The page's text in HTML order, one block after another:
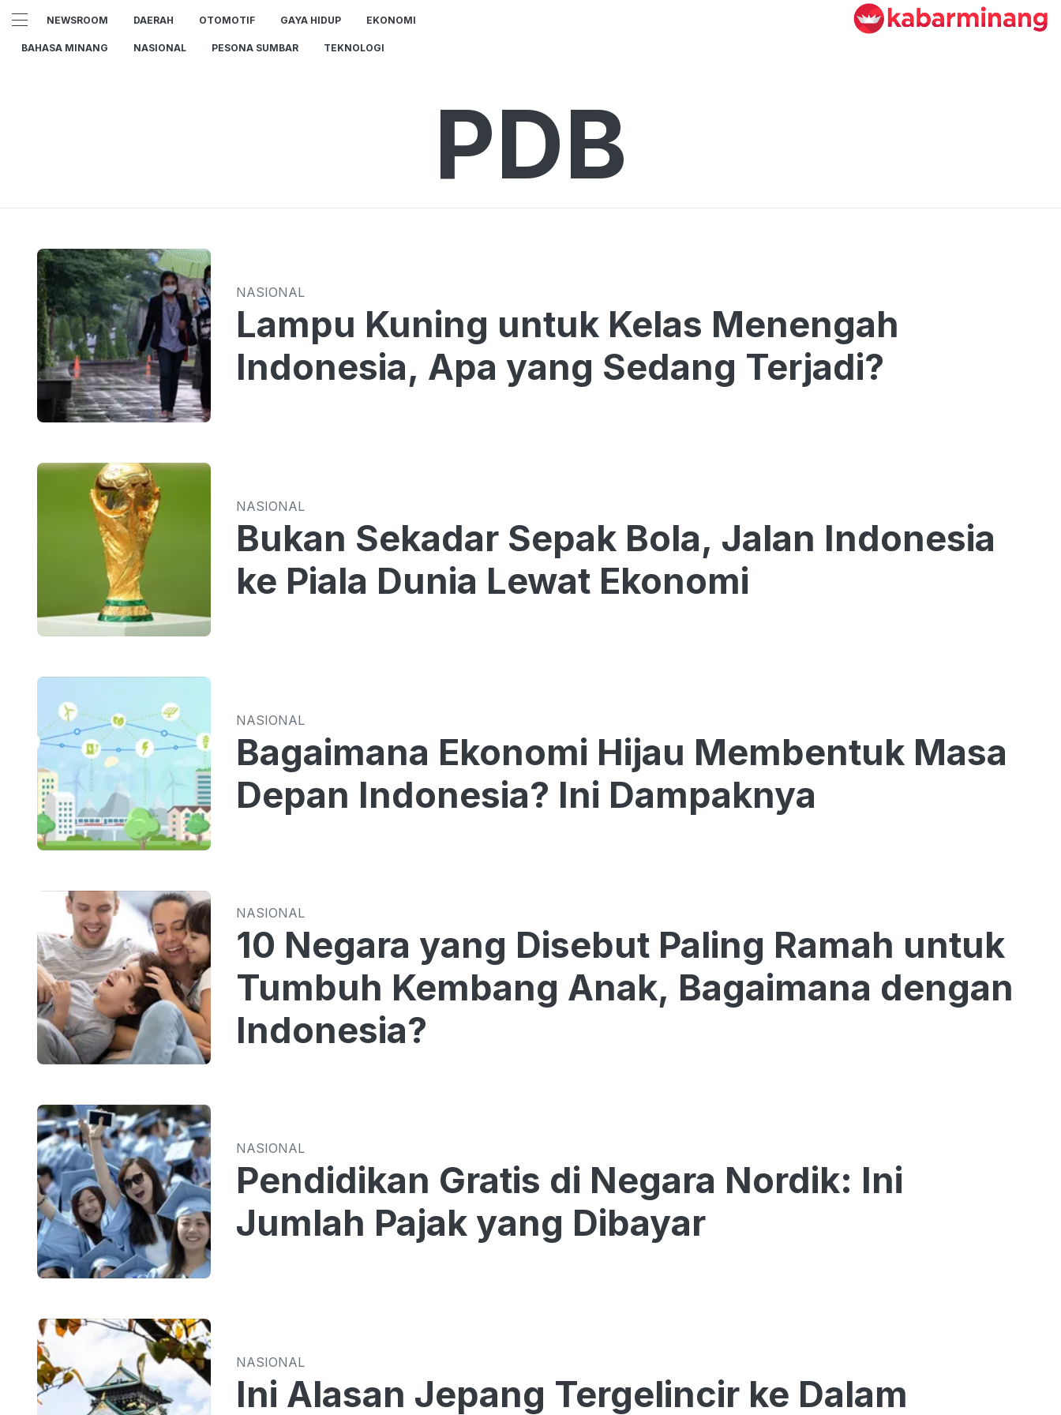
NEWSROOM DAERAH OTOMOTIF GAYA HIDUP EKONOMI
BAHASA MINANG NASIONAL PESONA SUMBAR TEKNOLOGI
PDB
NASIONAL
Lampu Kuning untuk Kelas Menengah
Indonesia, Apa yang Sedang Terjadi?
NASIONAL
Bukan Sekadar Sepak Bola, Jalan Indonesia
ke Piala Dunia Lewat Ekonomi
NASIONAL
Bagaimana Ekonomi Hijau Membentuk Masa
Depan Indonesia? Ini Dampaknya
NASIONAL
10 Negara yang Disebut Paling Ramah untuk
Tumbuh Kembang Anak, Bagaimana dengan
Indonesia?
NASIONAL
Pendidikan Gratis di Negara Nordik: Ini
Jumlah Pajak yang Dibayar
NASIONAL
Ini Alasan Jepang Tergelincir ke Dalam